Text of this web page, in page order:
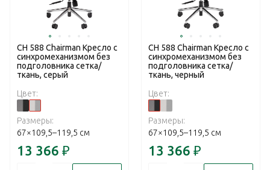
CH 588 Chairman Кресло с
cинхромеханизмом без
подголовника сетка/
ткань, серый
Цвет:
Размеры:
67×109,5–119,5 см
13 366 ₽
CH 588 Chairman Кресло с
cинхромеханизмом без
подголовника сетка/
ткань, черный
Цвет:
Размеры:
67×109,5–119,5 см
13 366 ₽